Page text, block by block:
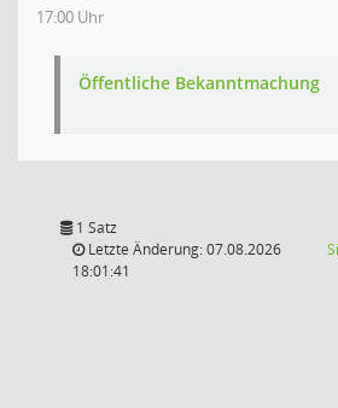
17:00 Uhr
Öffentliche Bekanntmachung
1 Satz
Letzte Änderung: 07.08.2026
18:01:41